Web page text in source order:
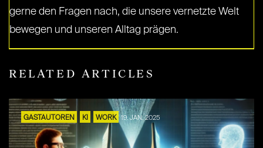
gerne den Fragen nach, die unsere vernetzte Welt
bewegen und unseren Alltag prägen.
RELATED ARTICLES
GASTAUTOREN KI WORK 19. JAN. 2025